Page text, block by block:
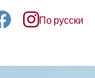
По русски